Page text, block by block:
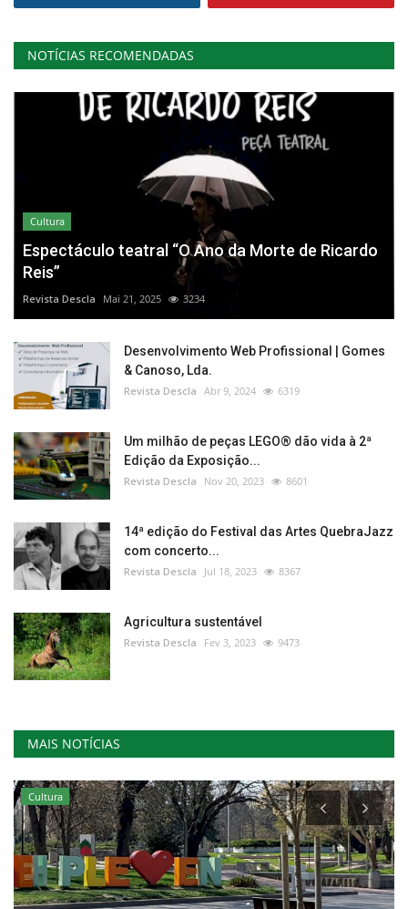
NOTÍCIAS RECOMENDADAS
Cultura
Espectáculo teatral “O Ano da Morte de Ricardo
Reis”
Revista Descla Mai 21, 2025 3234
Desenvolvimento Web Profissional | Gomes
& Canoso, Lda.
Revista Descla Abr 9, 2024 6319
Um milhão de peças LEGO® dão vida à 2ª
Edição da Exposição...
Revista Descla Nov 20, 2023 8601
14ª edição do Festival das Artes QuebraJazz
com concerto...
Revista Descla Jul 18, 2023 8367
Agricultura sustentável
Revista Descla Fev 3, 2023 9473
MAIS NOTÍCIAS
Cultura